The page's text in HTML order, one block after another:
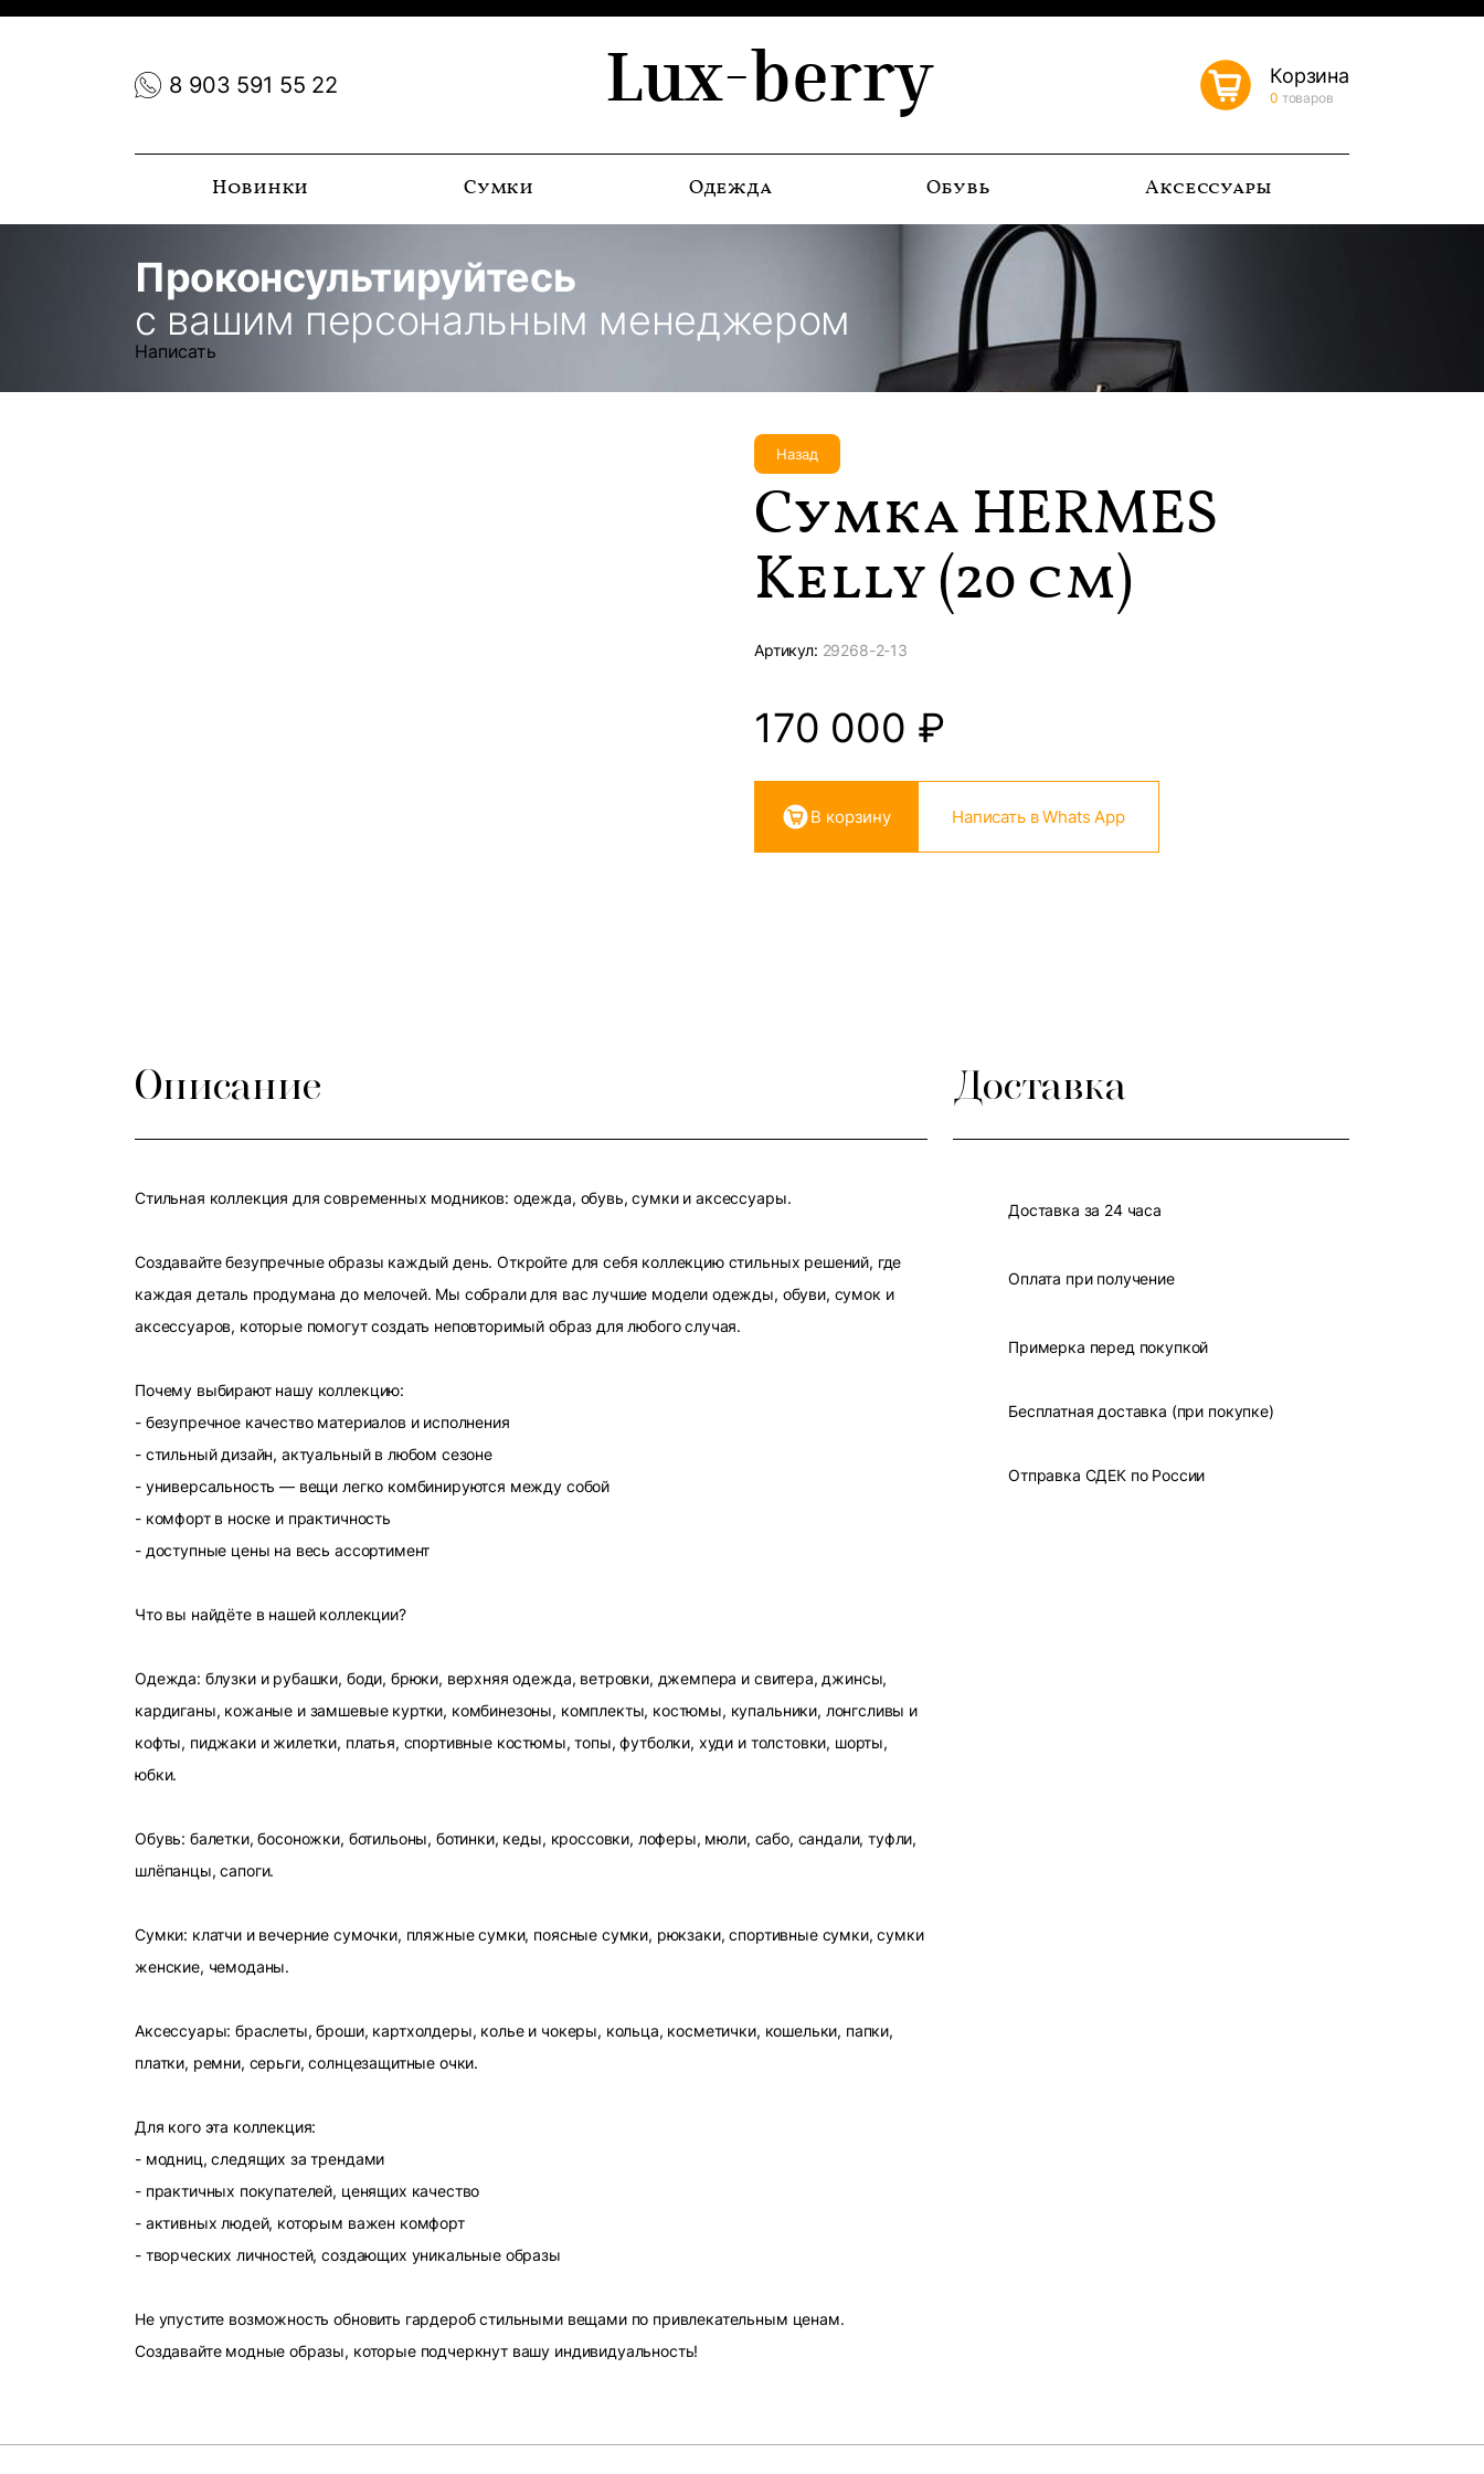
8 903 591 55 22 Lux-berry Корзина
0 товаров
Новинки Сумки Одежда Обувь Аксессуары
Проконсультируйтесь
с вашим персональным менеджером
Написать
Назад
Сумка HERMES
Kelly (20 см)
Артикул: 29268-2-13
170 000 ₽
В корзину Написать в Whats App
Описание
Стильная коллекция для современных модников: одежда, обувь, сумки и аксессуары.
Создавайте безупречные образы каждый день. Откройте для себя коллекцию стильных решений, где
каждая деталь продумана до мелочей. Мы собрали для вас лучшие модели одежды, обуви, сумок и
аксессуаров, которые помогут создать неповторимый образ для любого случая.
Почему выбирают нашу коллекцию:
- безупречное качество материалов и исполнения
- стильный дизайн, актуальный в любом сезоне
- универсальность — вещи легко комбинируются между собой
- комфорт в носке и практичность
- доступные цены на весь ассортимент
Что вы найдёте в нашей коллекции?
Одежда: блузки и рубашки, боди, брюки, верхняя одежда, ветровки, джемпера и свитера, джинсы,
кардиганы, кожаные и замшевые куртки, комбинезоны, комплекты, костюмы, купальники, лонгсливы и
кофты, пиджаки и жилетки, платья, спортивные костюмы, топы, футболки, худи и толстовки, шорты,
юбки.
Обувь: балетки, босоножки, ботильоны, ботинки, кеды, кроссовки, лоферы, мюли, сабо, сандали, туфли,
шлёпанцы, сапоги.
Сумки: клатчи и вечерние сумочки, пляжные сумки, поясные сумки, рюкзаки, спортивные сумки, сумки
женские, чемоданы.
Аксессуары: браслеты, броши, картхолдеры, колье и чокеры, кольца, косметички, кошельки, папки,
платки, ремни, серьги, солнцезащитные очки.
Для кого эта коллекция:
- модниц, следящих за трендами
- практичных покупателей, ценящих качество
- активных людей, которым важен комфорт
- творческих личностей, создающих уникальные образы
Не упустите возможность обновить гардероб стильными вещами по привлекательным ценам.
Создавайте модные образы, которые подчеркнут вашу индивидуальность!
Доставка
Доставка за 24 часа
Оплата при получение
Примерка перед покупкой
Бесплатная доставка (при покупке)
Отправка СДЕК по России